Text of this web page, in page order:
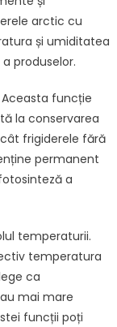
arctic cu
și umiditatea
produselor.
funcție
la conservarea
frigiderele fără
permanent
a
temperaturii.
temperatura
ca
mai mare
funcții poți